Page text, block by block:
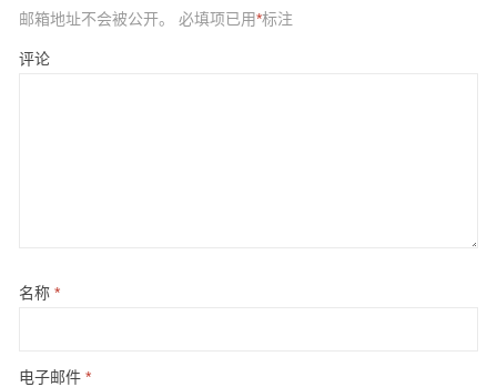
邮箱地址不会被公开。 必填项已用*标注
评论
名称 *
电子邮件 *